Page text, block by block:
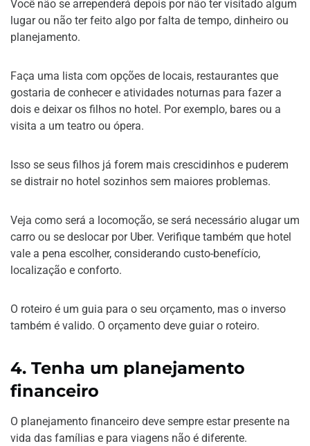
Você não se arrependerá depois por não ter visitado algum
lugar ou não ter feito algo por falta de tempo, dinheiro ou
planejamento.
Faça uma lista com opções de locais, restaurantes que
gostaria de conhecer e atividades noturnas para fazer a
dois e deixar os filhos no hotel. Por exemplo, bares ou a
visita a um teatro ou ópera.
Isso se seus filhos já forem mais crescidinhos e puderem
se distrair no hotel sozinhos sem maiores problemas.
Veja como será a locomoção, se será necessário alugar um
carro ou se deslocar por Uber. Verifique também que hotel
vale a pena escolher, considerando custo-benefício,
localização e conforto.
O roteiro é um guia para o seu orçamento, mas o inverso
também é valido. O orçamento deve guiar o roteiro.
4. Tenha um planejamento
financeiro
O planejamento financeiro deve sempre estar presente na
vida das famílias e para viagens não é diferente.